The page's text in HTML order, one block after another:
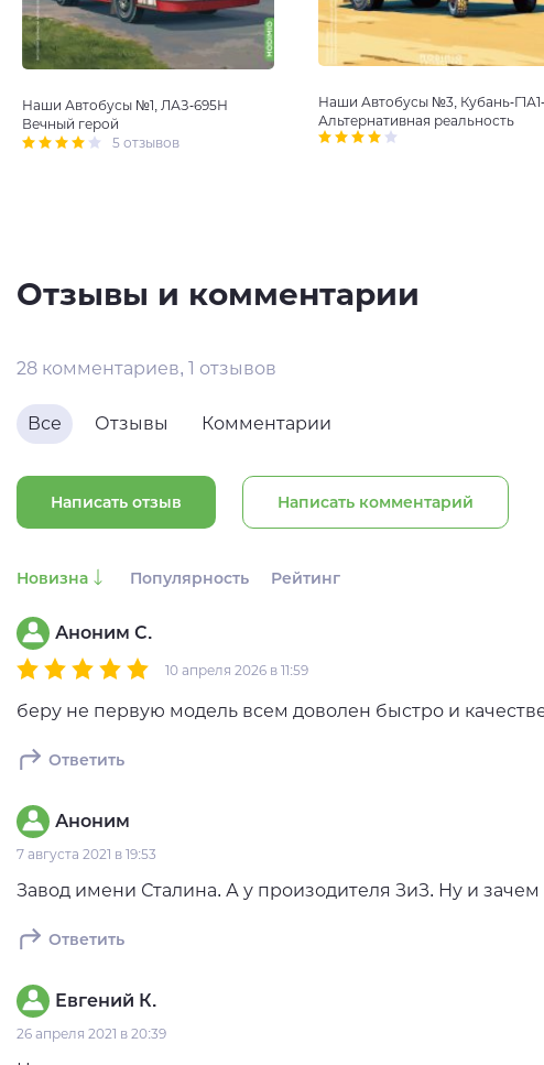
Наши Автобусы №1, ЛАЗ-695Н
Вечный герой
5 отзывов
Наши Автобусы №3, Кубань-
Альтернативная реальность
Отзывы и комментарии
28 комментариев, 1 отзывов
Все Отзывы Комментарии
Написать отзыв Написать комментарий
Новизна Популярность Рейтинг
Аноним С.
10 апреля 2026 в 11:59
беру не первую модель всем доволен быстро и
Ответить
Аноним
7 августа 2021 в 19:53
Завод имени Сталина. А у произодителя ЗиЗ. Ну и зачем
Ответить
Евгений К.
26 апреля 2021 в 20:39